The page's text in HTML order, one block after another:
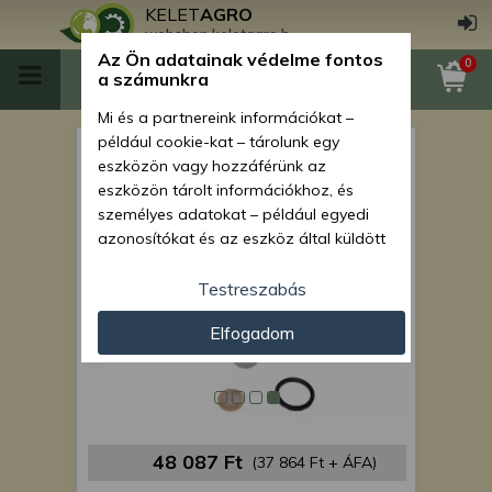
KELETAGRO
webshop.keletagro.hu
0
Force 1016 főfékhenger
48 087 Ft (37 864 Ft + ÁFA)
Az Ön adatainak védelme fontos
a számunkra
Mi és a partnereink információkat –
például cookie-kat – tárolunk egy
eszközön vagy hozzáférünk az
eszközön tárolt információkhoz, és
személyes adatokat – például egyedi
azonosítókat és az eszköz által küldött
személyre szabott hirdetések és
tartalom nyújtásához, hirdetés- és
tartalomméréshez, nézettségi adatok
gyűjtéséhez, valamint termékek
kifejlesztéséhez és a termékek
javításához. Az Ön engedélyével mi és a
módszerrel szerzett pontos geolokációs
Testreszabás
Elfogadom